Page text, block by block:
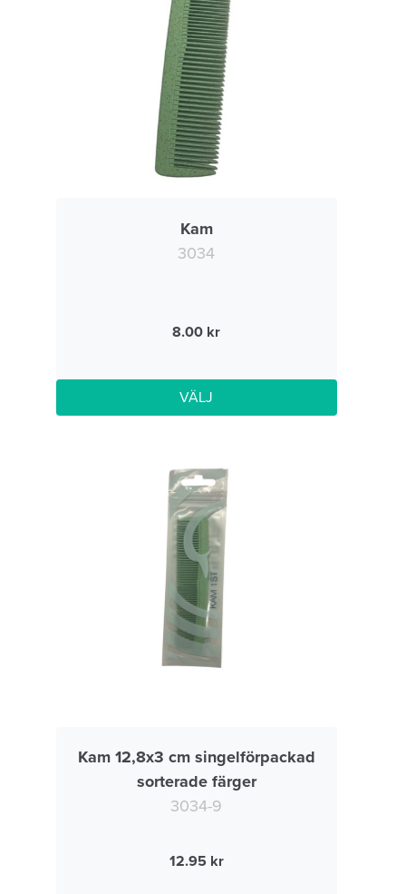
Kam
3034
8.00
VÄLJ
Kam 12,8x3 cm singelförpackad
sorterade färger
3034-9
12.95